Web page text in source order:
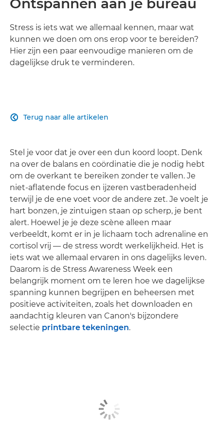
Ontspannen aan je bureau
Stress is iets wat we allemaal kennen, maar wat
kunnen we doen om ons erop voor te bereiden?
Hier zijn een paar eenvoudige manieren om de
dagelijkse druk te verminderen.
Terug naar alle artikelen

Stel je voor dat je over een dun koord loopt. Denk
na over de balans en coördinatie die je nodig hebt
om de overkant te bereiken zonder te vallen. Je
niet-aflatende focus en ijzeren vastberadenheid
terwijl je de ene voet voor de andere zet. Je voelt je
hart bonzen, je zintuigen staan op scherp, je bent
alert. Hoewel je je deze scène alleen maar
verbeeldt, komt er in je lichaam toch adrenaline en
cortisol vrij — de stress wordt werkelijkheid. Het is
iets wat we allemaal ervaren in ons dagelijks leven.
Daarom is de Stress Awareness Week een
belangrijk moment om te leren hoe we dagelijkse
spanning kunnen begrijpen en beheersen met
positieve activiteiten, zoals het downloaden en
aandachtig kleuren van Canon's bijzondere
selectie printbare tekeningen.